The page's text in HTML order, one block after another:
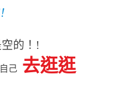
的！!
己 去逛逛